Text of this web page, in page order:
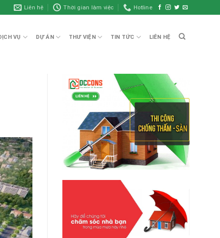
Liên hệ Thời gian làm việc Hotline
VỤ DỰ ÁN THƯ VIỆN TIN TỨC LIÊN HỆ